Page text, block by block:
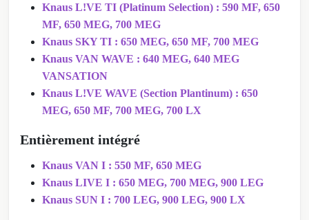
Knaus L!VE TI (Platinum Selection) : 590 MF, 650
MF, 650 MEG, 700 MEG
Knaus SKY TI : 650 MEG, 650 MF, 700 MEG
Knaus VAN WAVE : 640 MEG, 640 MEG
VANSATION
Knaus L!VE WAVE (Section Plantinum) : 650
MEG, 650 MF, 700 MEG, 700 LX
Entièrement intégré
Knaus VAN I : 550 MF, 650 MEG
Knaus LIVE I : 650 MEG, 700 MEG, 900 LEG
Knaus SUN I : 700 LEG, 900 LEG, 900 LX